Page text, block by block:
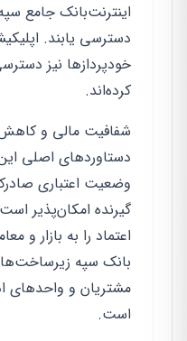
اینترنت‌بانک جامع
دسترسی یابند.
خودپردازها نیز
کرده‌اند.
شفافیت مالی و کاهش
دستاوردهای اصلی
وضعیت اعتباری
گیرنده امکان‌پذیر
اعتماد را به بازار و
بانک سپه
مشتریان و واحدهای
است.